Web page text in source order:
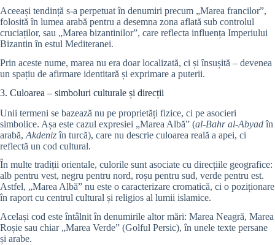
Aceeași tendință s-a perpetuat în denumiri precum „Marea francilor”,
folosită în lumea arabă pentru a desemna zona aflată sub controlul
cruciaților, sau „Marea bizantinilor”, care reflecta influența Imperiului
Bizantin în estul Mediteranei.
Prin aceste nume, marea nu era doar localizată, ci și însușită – devenea
un spațiu de afirmare identitară și exprimare a puterii.
3. Culoarea – simboluri culturale și direcții
Unii termeni se bazează nu pe proprietăți fizice, ci pe asocieri
simbolice. Așa este cazul expresiei „Marea Albă” (al-Bahr al-Abyadîn
arabă, Akdenizîn turcă), care nu descrie culoarea reală a apei, ci
reflectă un cod cultural.
În multe tradiții orientale, culorile sunt asociate cu direcțiile geografice:
alb pentru vest, negru pentru nord, roșu pentru sud, verde pentru est.
Astfel, „Marea Albă” nu este o caracterizare cromatică, ci o poziționare
în raport cu centrul cultural și religios al lumii islamice.
Același cod este întâlnit în denumirile altor mări: Marea Neagră, Marea
Roșie sau chiar „Marea Verde” (Golful Persic), în unele texte persane
și arabe.